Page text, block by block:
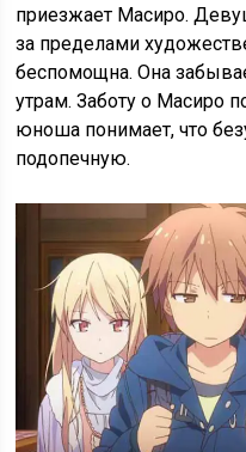
приезжает Масиро.
за пределами
беспомощна. Она
утрам. Заботу о Масиро
юноша понимает, что
подопечную.